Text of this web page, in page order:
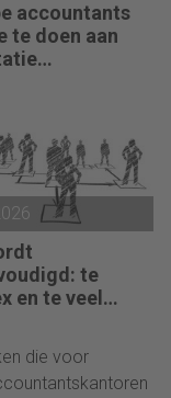
accountants
te doen aan
te
en te veel
die voor